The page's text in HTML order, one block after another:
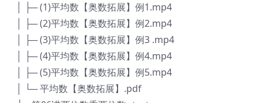
│ ├─ (1)平均数【奥数拓展】例1.mp4
│ ├─ (2)平均数【奥数拓展】例2.mp4
│ ├─ (3)平均数【奥数拓展】例3 .mp4
│ ├─ (4)平均数【奥数拓展】例4.mp4
│ ├─ (5)平均数【奥数拓展】例5.mp4
│ └─ 平均数【奥数拓展】.pdf